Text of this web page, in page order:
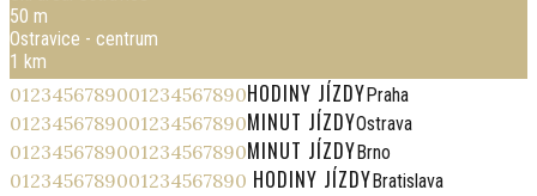
50 m
Ostravice - centrum
1 km
0123456789001234567890HODINY JÍZDYPraha
0123456789001234567890MINUT JÍZDYOstrava
0123456789001234567890MINUT JÍZDYBrno
0123456789001234567890 HODINY JÍZDYBratislava